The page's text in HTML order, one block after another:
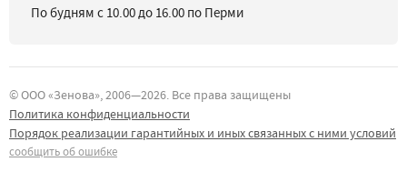
По будням с 10.00 до 16.00 по Перми
©ООО «Зенова», 2006—2026. Все права защищены
Политика конфиденциальности
Порядок реализации гарантийных и иных связанных с ними условий
сообщить об ошибке